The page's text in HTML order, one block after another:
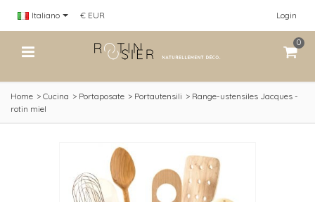
Italiano Login
€ EUR
0
Home > Cucina > Portaposate > Portautensili > Range-ustensiles Jacques -
rotin miel